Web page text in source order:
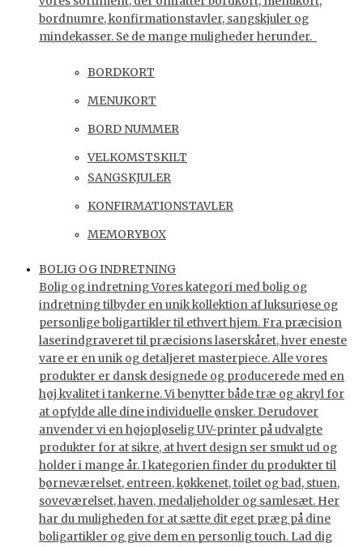
bordnumre, konfirmationstavler, sangskjuler og
mindekasser. Se de mange muligheder herunder.
BORDKORT
MENUKORT
BORD NUMMER
VELKOMSTSKILT
SANGSKJULER
KONFIRMATIONSTAVLER
MEMORYBOX
BOLIG OG INDRETNING
Bolig og indretning Vores kategori med bolig og
indretning tilbyder en unik kollektion af luksuriøse og
personlige boligartikler til ethvert hjem. Fra præcision
laserindgraveret til præcisions laserskåret, hver eneste
vare er en unik og detaljeret masterpiece. Alle vores
produkter er dansk designede og producerede med en
høj kvalitet i tankerne. Vi benytter både træ og akryl for
at opfylde alle dine individuelle ønsker. Derudover
anvender vi en højopløselig UV-printer på udvalgte
produkter for at sikre, at hvert design ser smukt ud og
holder i mange år. I kategorien finder du produkter til
børneværelset, entreen, køkkenet, toilet og bad, stuen,
soveværelset, haven, medaljeholder og samlesæt. Her
har du muligheden for at sætte dit eget præg på dine
boligartikler og give dem en personlig touch. Lad dig